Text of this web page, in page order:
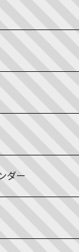
本
ダー